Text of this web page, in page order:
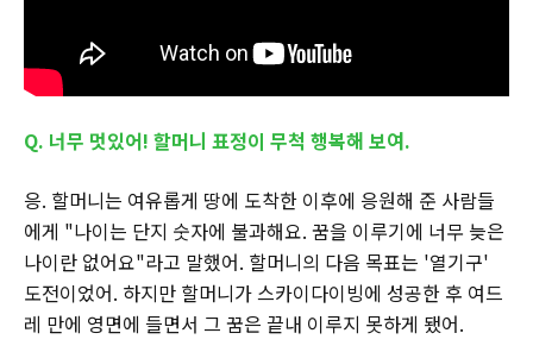
Q. 너무 멋있어! 할머니 표정이 무척 행복해 보여.
응. 할머니는 여유롭게 땅에 도착한 이후에 응원해 준 사람들
에게 "나이는 단지 숫자에 불과해요. 꿈을 이루기에 너무 늦은
나이란 없어요"라고 말했어. 할머니의 다음 목표는 '열기구'
도전이었어. 하지만 할머니가 스카이다이빙에 성공한 후 여드
레 만에 영면에 들면서 그 꿈은 끝내 이루지 못하게 됐어.